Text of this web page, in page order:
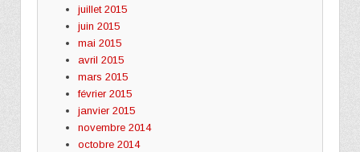
juillet 2015
juin 2015
mai 2015
avril 2015
mars 2015
février 2015
janvier 2015
novembre 2014
octobre 2014